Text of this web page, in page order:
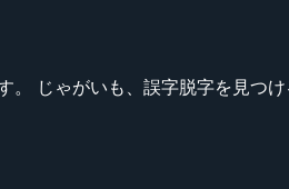
。 じゃがいも、誤字脱字を見